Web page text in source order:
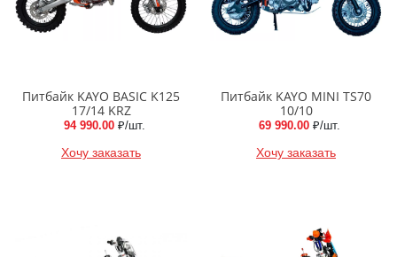
Питбайк KAYO BASIC K125
17/14 KRZ
94 990.00 ₽/шт.
Хочу заказать
Питбайк KAYO MINI TS70
10/10
69 990.00 ₽/шт.
Хочу заказать